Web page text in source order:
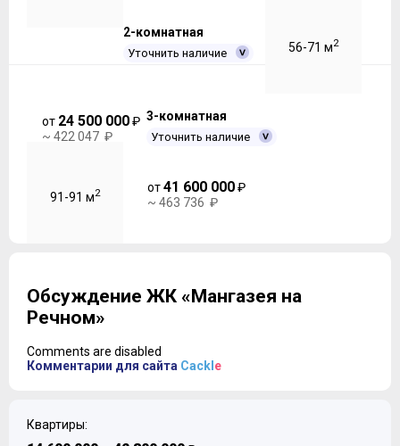
2-комнатная
Уточнить наличие 56-71 м2
от 24 500 000₽
~ 422 047 ₽
3-комнатная
Уточнить наличие
91-91 м2 от41 600 000₽
~ 463 736 ₽
Обсуждение ЖК «Мангазея на
Речном»
Comments are disabled
Комментарии для сайта Cackl e
Квартиры: